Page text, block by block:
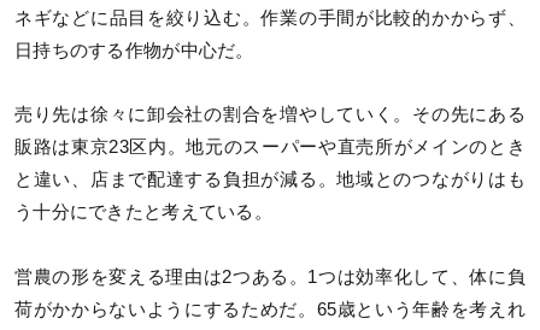
ネギなどに品目を絞り込む。作業の手間が比較的かからず、
日持ちのする作物が中心だ。
売り先は徐々に卸会社の割合を増やしていく。その先にある
販路は東京23区内。地元のスーパーや直売所がメインのとき
と違い、店まで配達する負担が減る。地域とのつながりはも
う十分にできたと考えている。
営農の形を変える理由は2つある。1つは効率化して、体に負
荷がかからないようにするためだ。65歳という年齢を考えれ